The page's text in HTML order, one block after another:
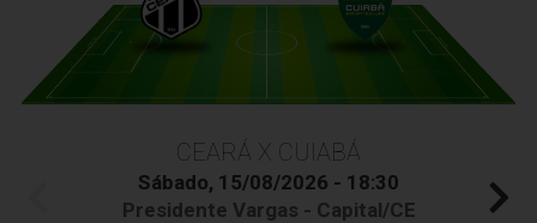
CEARÁ X CUIABÁ
Sábado, 15/08/2026 - 18:30
Presidente Vargas - Capital/CE